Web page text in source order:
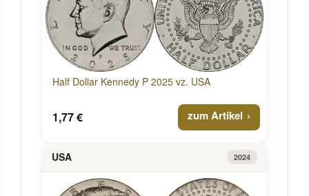
Half Dollar Kennedy P 2025 vz. USA
1,77 € zum Artikel
USA 2024